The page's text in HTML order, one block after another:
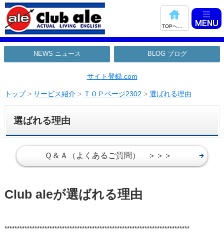
NEWS ニュース BLOG ブログ
サイト登録.com
トップ > サービス紹介 > ＴＯＰページ2302 > 選ばれる理由
選ばれる理由
Ｑ＆Ａ（よくあるご質問） ＞＞＞
Club aleが選ばれる理由
**************************************************************************